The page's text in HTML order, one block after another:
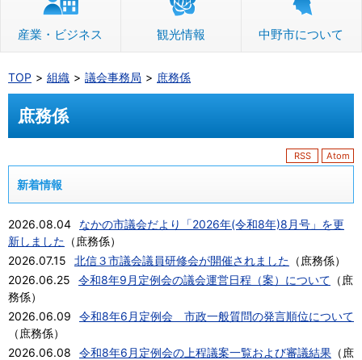
産業・ビジネス 観光情報 中野市について
TOP 組織 議会事務局 庶務係
庶務係
RSS Atom
新着情報
2026.08.04
なかの市議会だより「2026年(令和8年)8月号」を更
新しました （ 庶務係）
2026.07.15
北信３市議会議員研修会が開催されました （ 庶務係）
2026.06.25
令和8年9月定例会の議会運営日程（案）について （ 庶
務係）
2026.06.09
令和8年6月定例会 市政一般質問の発言順位について
（ 庶務係）
2026.06.08
令和8年6月定例会の上程議案一覧および審議結果 （ 庶